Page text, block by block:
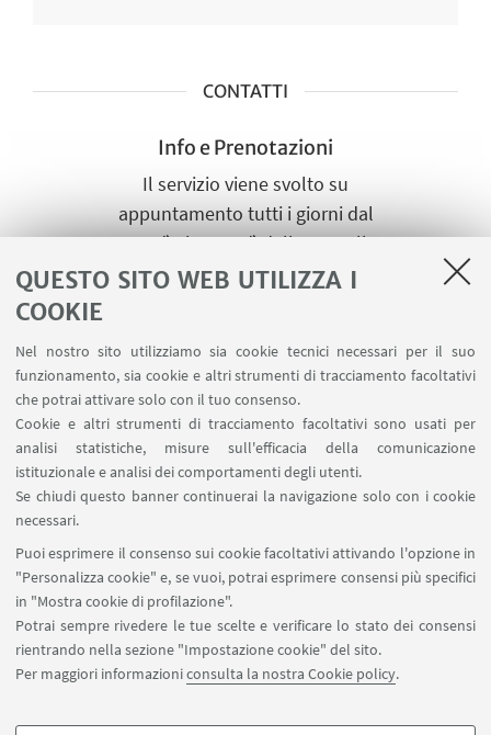
QUESTO SITO WEB UTILIZZA I
COOKIE
Nel nostro sito utilizziamo sia cookie tecnici necessari per il suo
funzionamento, sia cookie e altri strumenti di tracciamento facoltativi
che potrai attivare solo con il tuo consenso.
Cookie e altri strumenti di tracciamento facoltativi sono usati per
analisi statistiche, misure sull'efficacia della comunicazione
istituzionale e analisi dei comportamenti degli utenti.
Se chiudi questo banner continuerai la navigazione solo con i cookie
necessari.
Puoi esprimere il consenso sui cookie facoltativi attivando l'opzione in
"Personalizza cookie" e, se vuoi, potrai esprimere consensi più specifici
in "Mostra cookie di profilazione".
Potrai sempre rivedere le tue scelte e verificare lo stato dei consensi
rientrando nella sezione "Impostazione cookie" del sito.
Per maggiori informazioniconsulta la nostra Cookie policy.
CONTATTI
Info e Prenotazioni
Il servizio viene svolto su
appuntamento tutti i giorni dal
Lunedì al Venerdì dalle 9.00 alle
18.00.
scrivere una mail a:
dietpet.vet@unibo.it
REFERENTE
Prof. Giacomo Biagi
CHI SIAMO